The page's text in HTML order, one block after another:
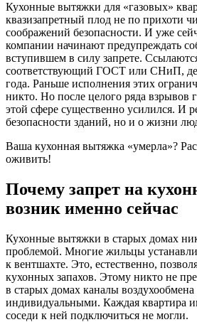
Кухонные вытяжки для «газовых»
квазизапретный плод не по прихоти
соображений безопасности. И уже
компании начинают предупреждать
вступившем в силу запрете.
соответствующий ГОСТ или СНиП,
года. Раньше исполнения этих
никто. Но после целого ряда взрывов
этой сфере существенно усилился. И
безопасности зданий, но и о жизни
Ваша кухонная вытяжка «умерла»?
оживить!
Почему запрет на
возник именно сейчас
Кухонные вытяжки в старых домах
проблемой. Многие жильцы
к вентшахте. Это, естественно,
кухонных запахов. Этому никто не
в старых домах каналы
индивидуальными. Каждая квартира
соседи к ней подключиться не могли.